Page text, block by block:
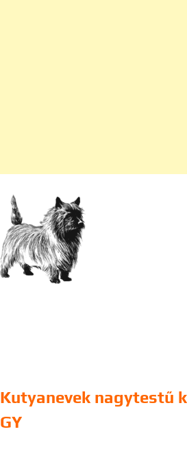
Kutyanevek nagytestű
GY